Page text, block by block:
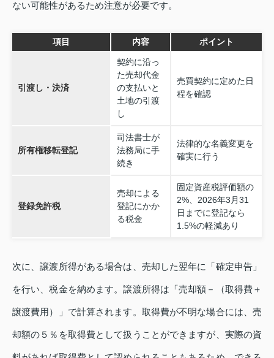
ない可能性があるため注意が必要です。
項目 内容 ポイント
引渡し・決済
契約に沿っ
た売却代金
の支払いと
土地の引渡
し
売買契約に定めた日
程を確認
所有権移転登記
司法書士が
法務局に手
続き
法律的な名義変更を
確実に行う
登録免許税
売却による
登記にかか
る税金
固定資産税評価額の
2%、2026年3月31
日までに登記なら
1.5%の軽減あり
次に、譲渡所得がある場合は、売却した翌年に「確定申告」
を行い、税金を納めます。譲渡所得は「売却額－（取得費＋
譲渡費用）」で計算されます。取得費が不明な場合には、売
却額の５％を取得費として扱うことができますが、実際の資